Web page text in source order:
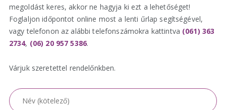
megoldást keres, akkor ne hagyja ki ezt a lehetőséget!
Foglaljon időpontot online most a lenti űrlap segítségével,
vagy telefonon az alábbi telefonszámokra kattintva (061) 363
2734, (06) 20 957 5386.
Várjuk szeretettel rendelőnkben.